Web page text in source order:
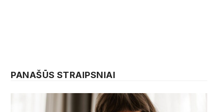
PANAŠŪS STRAIPSNIAI